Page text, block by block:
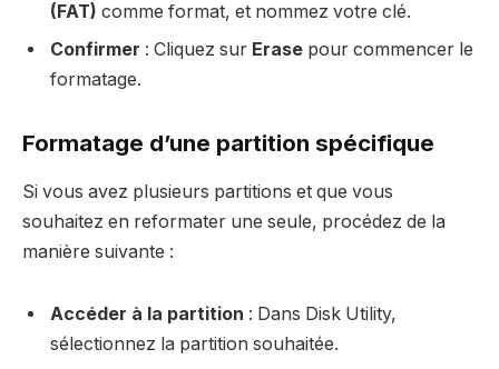
(FAT) comme format, et nommez votre clé.
Confirmer : Cliquez sur Erase pour commencer le
formatage.
Formatage d’une partition spécifique
Si vous avez plusieurs partitions et que vous
souhaitez en reformater une seule, procédez de la
manière suivante :
Accéder à la partition : Dans Disk Utility,
sélectionnez la partition souhaitée.